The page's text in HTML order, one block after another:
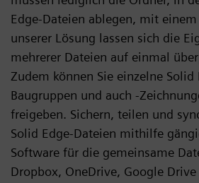
Edge-Dateien ablegen, mit
unserer Lösung lassen sich die
mehrerer Dateien auf einmal
Zudem können Sie einzelne Solid
Baugruppen und auch -
freigeben. Sichern, teilen und
Solid Edge-Dateien mithilfe
Software für die gemeinsame
Dropbox, OneDrive, Google